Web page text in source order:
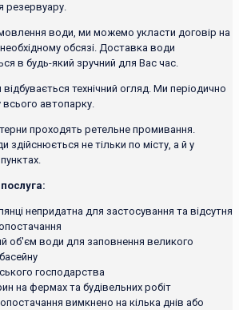
резервуару.
води, ми можемо укласти договір на
обсязі. Доставка води
в будь-який зручний для Вас час.
технічний огляд. Ми періодично
автопарку.
проходять ретельне промивання.
здійснюється не тільки по місту, а й у
непридатна для застосування та відсутня
об'єм води для заповнення великого
господарства
на фермах та будівельних робіт
вимкнено на кілька днів або